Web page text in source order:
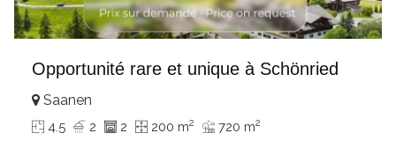
Opportunité rare et unique à Schönried
Saanen
4.5 2 2 200 m2 720 m2